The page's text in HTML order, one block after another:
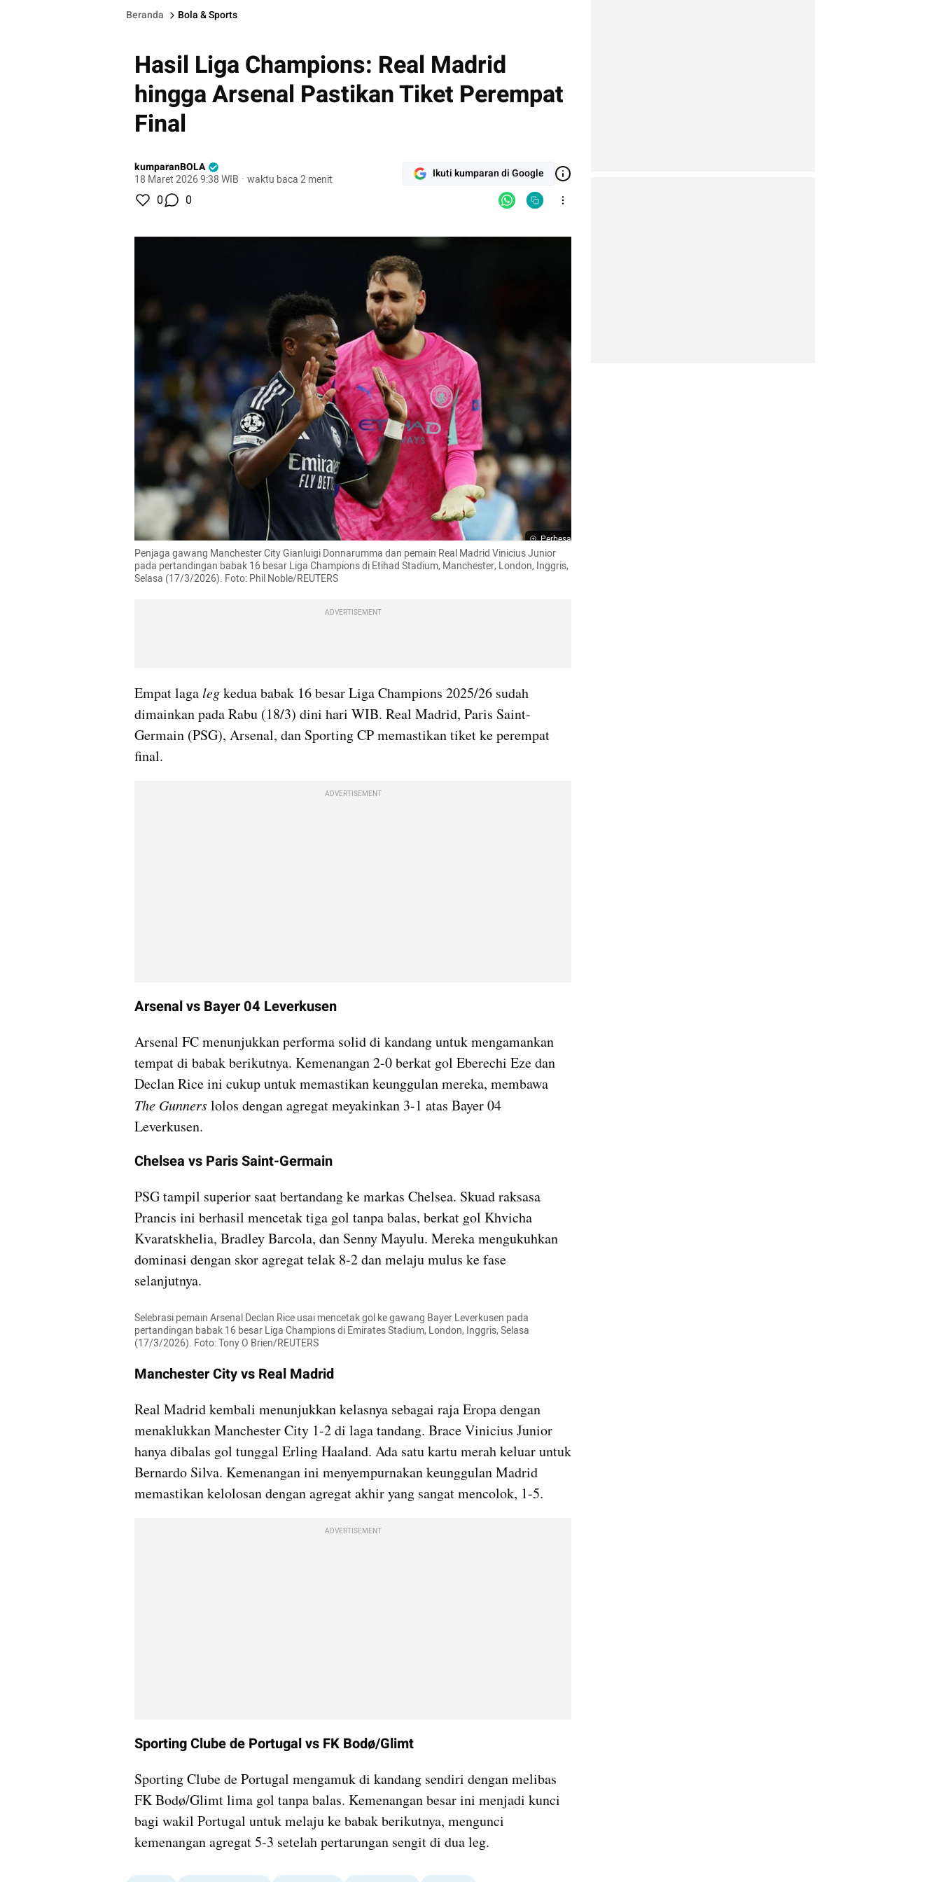
Beranda Bola & Sports
Hasil Liga Champions: Real Madrid
hingga Arsenal Pastikan Tiket Perempat
Final
kumparanBOLA
18 Maret 2026 9:38 WIB · waktu baca 2 menit Ikuti kumparan di Google
0 0
Perbesar
Penjaga gawang Manchester City Gianluigi Donnarumma dan pemain Real Madrid Vinicius Junior
pada pertandingan babak 16 besar Liga Champions di Etihad Stadium, Manchester, London, Inggris,
Selasa (17/3/2026). Foto: Phil Noble/REUTERS
ADVERTISEMENT
Empat laga leg kedua babak 16 besar Liga Champions 2025/26 sudah
dimainkan pada Rabu (18/3) dini hari WIB. Real Madrid, Paris Saint-
Germain (PSG), Arsenal, dan Sporting CP memastikan tiket ke perempat
final.
ADVERTISEMENT
Arsenal vs Bayer 04 Leverkusen
Arsenal FC menunjukkan performa solid di kandang untuk mengamankan
tempat di babak berikutnya. Kemenangan 2-0 berkat gol Eberechi Eze dan
The Gunners lolos dengan agregat meyakinkan 3-1 atas Bayer 04
Leverkusen.
Chelsea vs Paris Saint-Germain
PSG tampil superior saat bertandang ke markas Chelsea. Skuad raksasa
Prancis ini berhasil mencetak tiga gol tanpa balas, berkat gol Khvicha
Kvaratskhelia, Bradley Barcola, dan Senny Mayulu. Mereka mengukuhkan
dominasi dengan skor agregat telak 8-2 dan melaju mulus ke fase
selanjutnya.
Selebrasi pemain Arsenal Declan Rice usai mencetak gol ke gawang Bayer Leverkusen pada
pertandingan babak 16 besar Liga Champions di Emirates Stadium, London, Inggris, Selasa
(17/3/2026). Foto: Tony O Brien/REUTERS
Manchester City vs Real Madrid
Real Madrid kembali menunjukkan kelasnya sebagai raja Eropa dengan
menaklukkan Manchester City 1-2 di laga tandang. Brace Vinicius Junior
hanya dibalas gol tunggal Erling Haaland. Ada satu kartu merah keluar untuk
Bernardo Silva. Kemenangan ini menyempurnakan keunggulan Madrid
memastikan kelolosan dengan agregat akhir yang sangat mencolok, 1-5.
ADVERTISEMENT
Sporting Clube de Portugal vs FK Bodø/Glimt
Sporting Clube de Portugal mengamuk di kandang sendiri dengan melibas
FK Bodø/Glimt lima gol tanpa balas. Kemenangan besar ini menjadi kunci
bagi wakil Portugal untuk melaju ke babak berikutnya, mengunci
kemenangan agregat 5-3 setelah pertarungan sengit di dua leg.